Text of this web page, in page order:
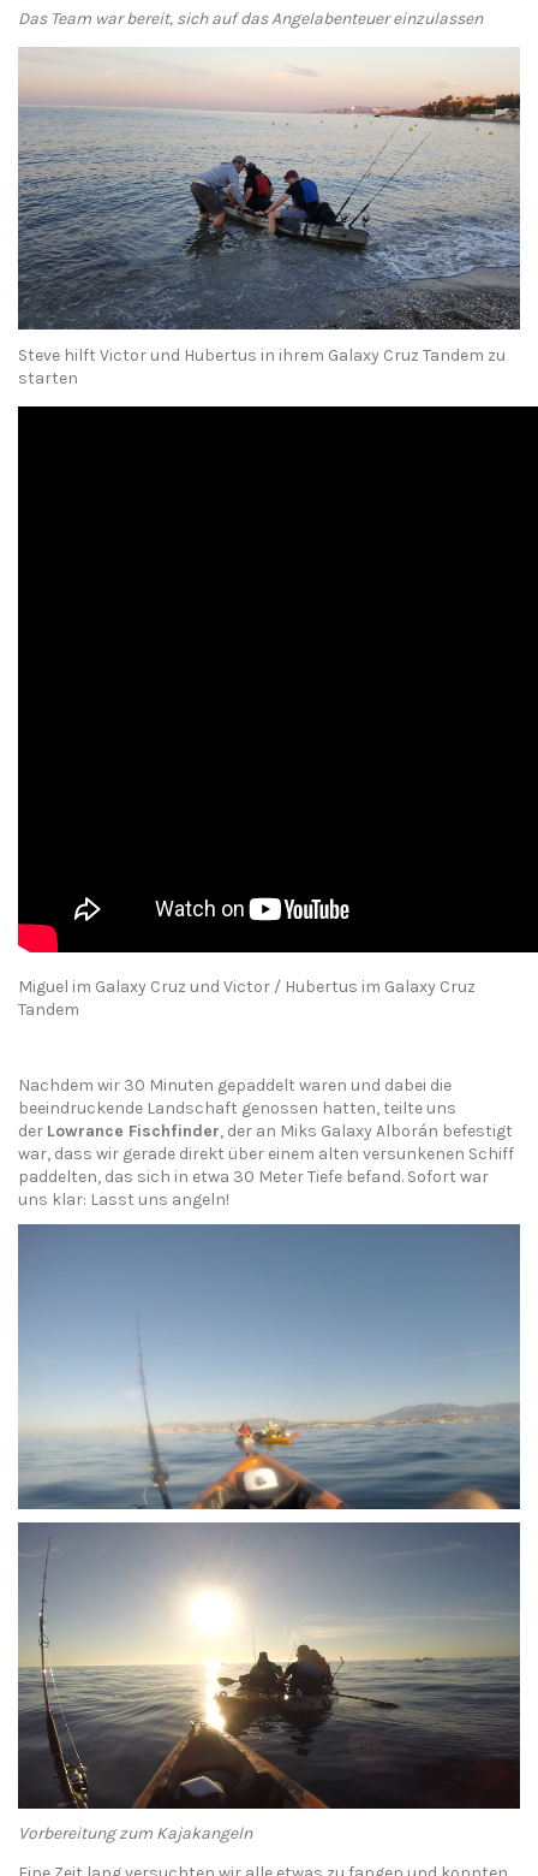
Das Team war bereit, sich auf das Angelabenteuer einzulassen
Steve hilft Victor und Hubertus in ihrem Galaxy Cruz Tandem zu
starten
Miguel im Galaxy Cruz und Victor / Hubertus im Galaxy Cruz
Tandem
Nachdem wir 30 Minuten gepaddelt waren und dabei die
beeindruckende Landschaft genossen hatten, teilte uns
der Lowrance Fischfinder, der an Miks Galaxy Alborán befestigt
war, dass wir gerade direkt über einem alten versunkenen Schiff
paddelten, das sich in etwa 30 Meter Tiefe befand. Sofort war
uns klar: Lasst uns angeln!
Vorbereitung zum Kajakangeln